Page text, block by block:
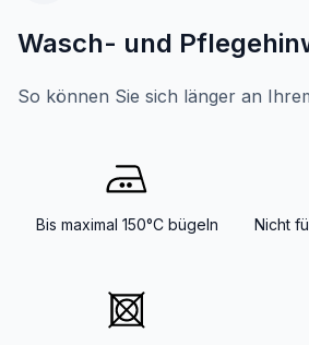
Wasch- und
So können Sie sich länger an
Bis maximal 150°C bügeln
Nicht